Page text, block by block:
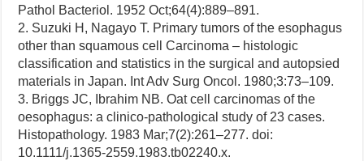
Pathol Bacteriol. 1952 Oct;64(4):889–891.
2. Suzuki H, Nagayo T. Primary tumors of the esophagus
other than squamous cell Carcinoma – histologic
classification and statistics in the surgical and autopsied
materials in Japan. Int Adv Surg Oncol. 1980;3:73–109.
3. Briggs JC, Ibrahim NB. Oat cell carcinomas of the
oesophagus: a clinico-pathological study of 23 cases.
Histopathology. 1983 Mar;7(2):261–277. doi:
10.1111/j.1365-2559.1983.tb02240.x.